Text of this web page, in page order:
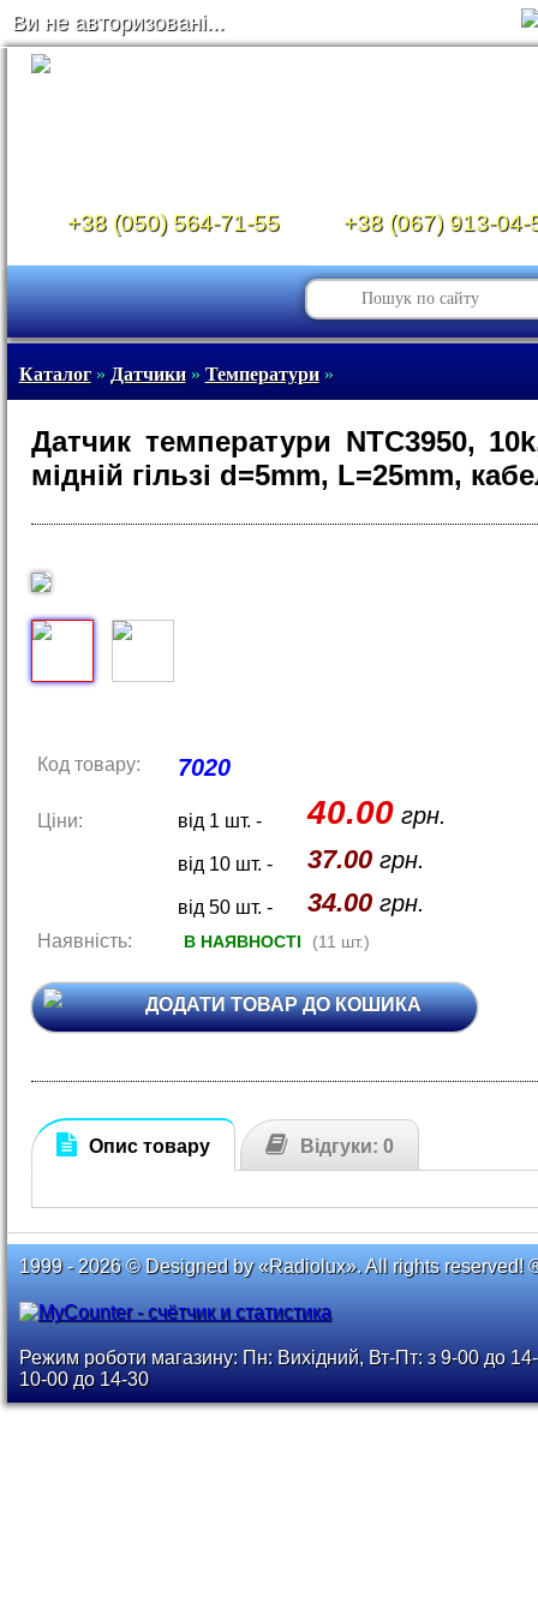
Ви не авторизовані...
+38 (050) 564-71-55 +38 (067) 913-04-
Каталог» Датчики» Температури»
Датчик температури NTC3950,
мідній гільзі d=5mm, L=25mm,
Код товару: 7020
Ціни: від 1 шт. - 40.00грн.
від 10 шт. - 37.00грн.
від 50 шт. - 34.00грн.
Наявність: В НАЯВНОСТІ (11 шт.)
ДОДАТИ ТОВАР ДО КОШИКА
Опис товару Відгуки: 0
1999 - 2026 © Designed by «Radiolux». All rights reserved!
Режим роботи магазину: Пн: Вихідний, Вт-Пт: з 9-00 до
10-00 до 14-30